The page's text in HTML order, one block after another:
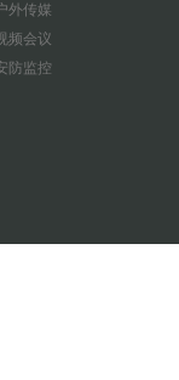
外传媒
频会议
防监控